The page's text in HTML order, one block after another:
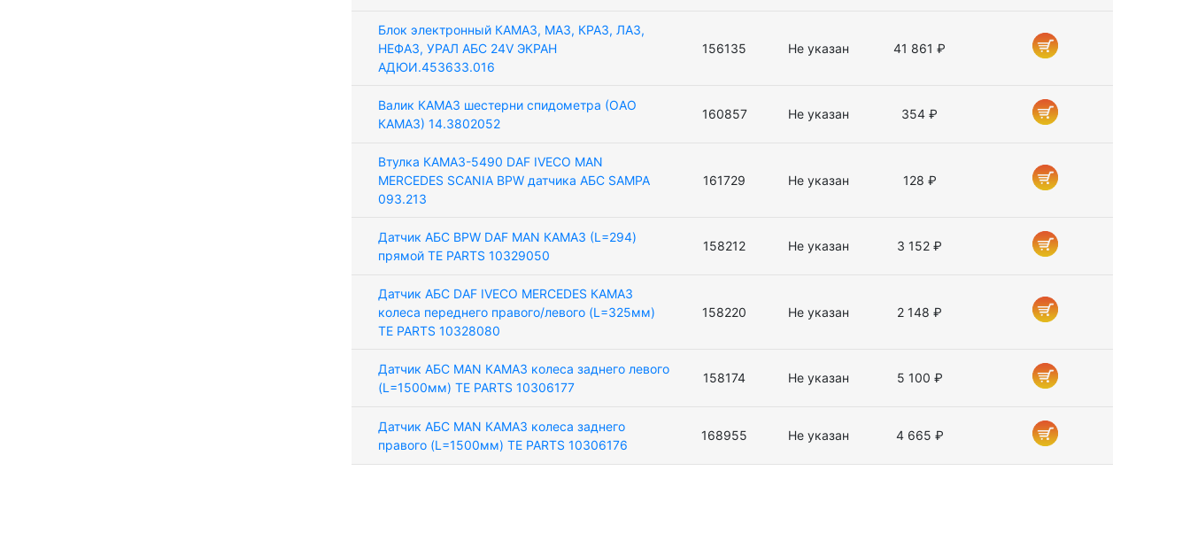
Блок электронный КАМАЗ, МАЗ, КРАЗ, ЛАЗ,
НЕФАЗ, УРАЛ АБС 24V ЭКРАН
АДЮИ.453633.016
156135 Не указан 41 861 ₽
Валик КАМАЗ шестерни спидометра (ОАО
КАМАЗ) 14.3802052
160857 Не указан 354 ₽
Втулка КАМАЗ-5490 DAF IVECO MAN
MERCEDES SCANIA BPW датчика АБС SAMPA
093.213
161729 Не указан 128 ₽
Датчик АБС BPW DAF MAN КАМАЗ (L=294)
прямой TE PARTS 10329050
158212 Не указан 3 152 ₽
Датчик АБС DAF IVECO MERCEDES КАМАЗ
колеса переднего правого/левого (L=325мм)
TE PARTS 10328080
158220 Не указан 2 148 ₽
Датчик АБС MAN КАМАЗ колеса заднего левого
(L=1500мм) TE PARTS 10306177
158174 Не указан 5 100 ₽
Датчик АБС MAN КАМАЗ колеса заднего
правого (L=1500мм) TE PARTS 10306176
168955 Не указан 4 665 ₽